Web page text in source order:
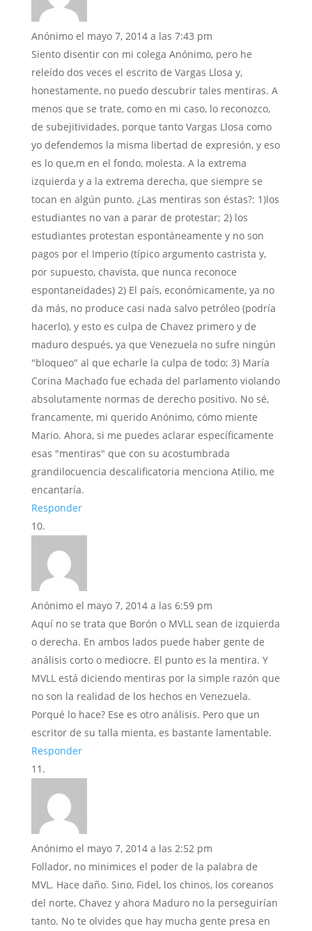
Anónimo el mayo 7, 2014 a las 7:43 pm
Siento disentir con mi colega Anónimo, pero he
releído dos veces el escrito de Vargas Llosa y,
honestamente, no puedo descubrir tales mentiras. A
menos que se trate, como en mi caso, lo reconozco,
de subejitividades, porque tanto Vargas Llosa como
yo defendemos la misma libertad de expresión, y eso
es lo que,m en el fondo, molesta. A la extrema
izquierda y a la extrema derecha, que siempre se
tocan en algún punto. ¿Las mentiras son éstas?: 1)los
estudiantes no van a parar de protestar; 2) los
estudiantes protestan espontáneamente y no son
pagos por el Imperio (típico argumento castrista y,
por supuesto, chavista, que nunca reconoce
espontaneidades) 2) El país, económicamente, ya no
da más, no produce casi nada salvo petróleo (podría
hacerlo), y esto es culpa de Chavez primero y de
maduro después, ya que Venezuela no sufre ningún
"bloqueo" al que echarle la culpa de todo; 3) María
Corina Machado fue echada del parlamento violando
absolutamente normas de derecho positivo. No sé,
francamente, mi querido Anónimo, cómo miente
Mario. Ahora, si me puedes aclarar específicamente
esas "mentiras" que con su acostumbrada
grandilocuencia descalificatoria menciona Atilio, me
encantaría.
Responder
Anónimo el mayo 7, 2014 a las 6:59 pm
Aquí no se trata que Borón o MVLL sean de izquierda
o derecha. En ambos lados puede haber gente de
análisis corto o mediocre. El punto es la mentira. Y
MVLL está diciendo mentiras por la simple razón que
no son la realidad de los hechos en Venezuela.
Porqué lo hace? Ese es otro análisis. Pero que un
escritor de su talla mienta, es bastante lamentable.
Responder
Anónimo el mayo 7, 2014 a las 2:52 pm
Follador, no minimices el poder de la palabra de
MVL. Hace daño. Sino, Fidel, los chinos, los coreanos
del norte, Chavez y ahora Maduro no la perseguirían
tanto. No te olvides que hay mucha gente presa en